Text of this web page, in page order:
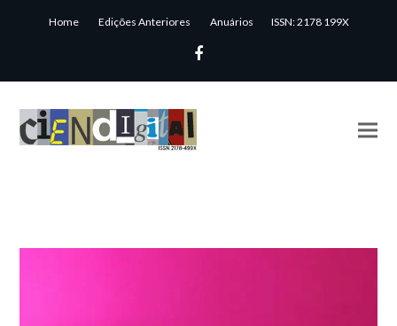
Home Edições Anteriores Anuários ISSN: 2178 199X
Facebook